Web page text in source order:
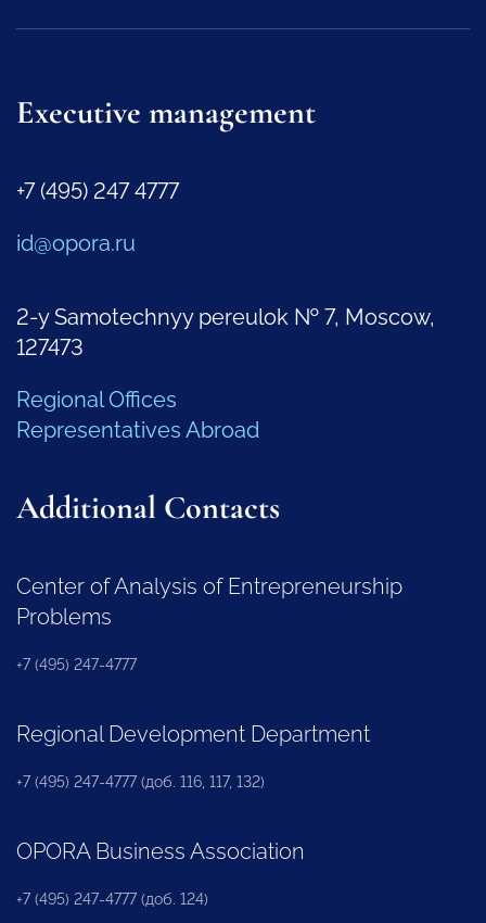
Executive management
+7 (495) 247 4777
id@opora.ru
2-y Samotechnyy pereulok № 7, Moscow,
127473
Regional Offices
Representatives Abroad
Additional Contacts
Center of Analysis of Entrepreneurship
Problems
+7 (495) 247-4777
Regional Development Department
+7 (495) 247-4777 (доб. 116, 117, 132)
OPORA Business Association
+7 (495) 247-4777 (доб. 124)